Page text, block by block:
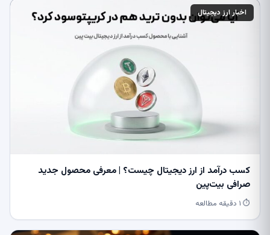
اخبار ارز دیجیتال
کسب درآمد از ارز دیجیتال چیست؟ | معرفی محصول جدید
صرافی بیت‌پین
⏱ ۱ دقیقه مطالعه